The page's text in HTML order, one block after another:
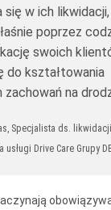
się w ich
poprzez
swoich
do kształtowania
zachowań na
Specjalista ds.
Drive Care Grupy